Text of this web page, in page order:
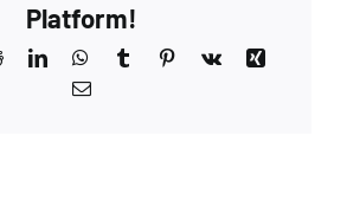
5
Platform!
Reddit LinkedInWhatsApp
TumblrPinterest
Vk
E-